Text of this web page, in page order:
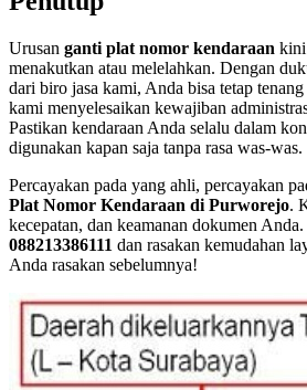
Urusan ganti plat nomor kendaraan kini
menakutkan atau melelahkan. Dengan
dari biro jasa kami, Anda bisa tetap
kami menyelesaikan kewajiban
Pastikan kendaraan Anda selalu dalam
digunakan kapan saja tanpa rasa was-was.
Percayakan pada yang ahli, percayakan
Plat Nomor Kendaraan di Purworejo.
kecepatan, dan keamanan dokumen
088213386111 dan rasakan kemudahan
Anda rasakan sebelumnya!